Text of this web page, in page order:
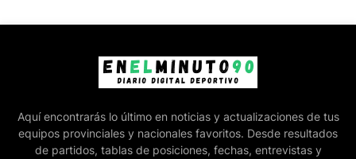
Aquí encontrarás lo último en noticias y actualizaciones de tus
equipos provinciales y nacionales favoritos. Desde resultados
de partidos, tablas de posiciones, fechas, entrevistas y